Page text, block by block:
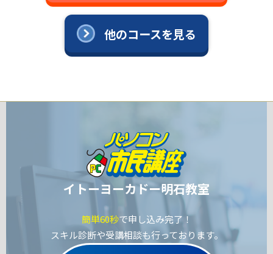
他のコースを見る
イトーヨーカドー明石教室
簡単60秒で申し込み完了！
スキル診断や受講相談も行っております。